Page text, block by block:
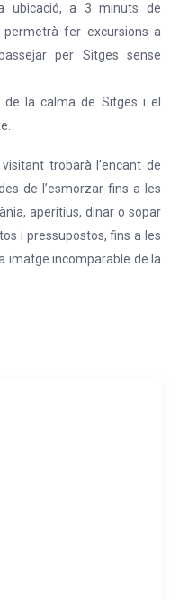
ubicació, a 3 minuts de
fer excursions a
per Sitges sense
de la calma de Sitges i el
trobarà l’encant de
de l’esmorzar fins a les
aperitius, dinar o sopar
i pressupostos, fins a les
imatge incomparable de la